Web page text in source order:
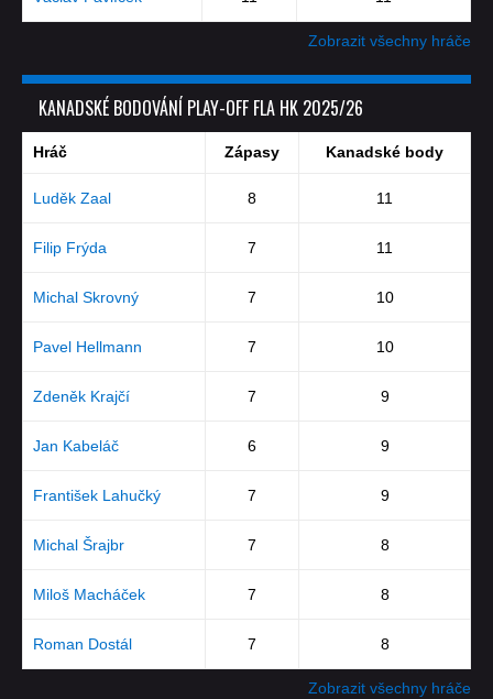
Zobrazit všechny hráče
KANADSKÉ BODOVÁNÍ PLAY-OFF FLA HK 2025/26
Hráč Zápasy Kanadské body
Luděk Zaal 8 11
Filip Frýda 7 11
Michal Skrovný 7 10
Pavel Hellmann 7 10
Zdeněk Krajčí 7 9
Jan Kabeláč 6 9
František Lahučký 7 9
Michal Šrajbr 7 8
Miloš Macháček 7 8
Roman Dostál 7 8
Zobrazit všechny hráče